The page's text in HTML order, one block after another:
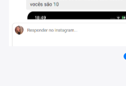
Mais informações sobre o
Vagas:Cadastro reserva
Inscrições:De 14/04/2025 a